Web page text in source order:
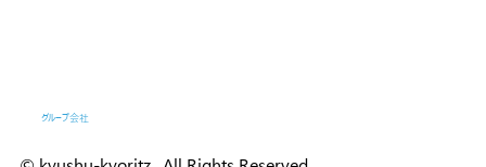
グループ会社